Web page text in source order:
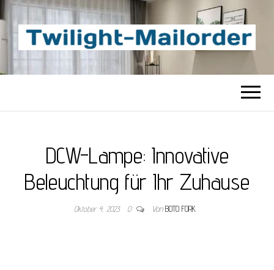
TWILIGHT-
MAILORDER
Beste Content-Sharing-Site
DCW-Lampe: Innovative
Beleuchtung für Ihr Zuhause
Oktober 4, 2023 0 Von BOTO FORK